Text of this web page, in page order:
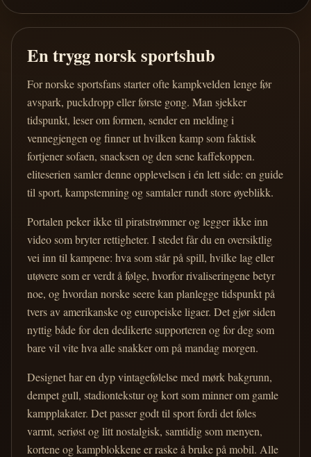
En trygg norsk sportshub
For norske sportsfans starter ofte kampkvelden lenge før
avspark, puckdropp eller første gong. Man sjekker
tidspunkt, leser om formen, sender en melding i
vennegjengen og finner ut hvilken kamp som faktisk
fortjener sofaen, snacksen og den sene kaffekoppen.
eliteserien samler denne opplevelsen i én lett side: en guide
til sport, kampstemning og samtaler rundt store øyeblikk.
Portalen peker ikke til piratstrømmer og legger ikke inn
video som bryter rettigheter. I stedet får du en oversiktlig
vei inn til kampene: hva som står på spill, hvilke lag eller
utøvere som er verdt å følge, hvorfor rivaliseringene betyr
noe, og hvordan norske seere kan planlegge tidspunkt på
tvers av amerikanske og europeiske ligaer. Det gjør siden
nyttig både for den dedikerte supporteren og for deg som
bare vil vite hva alle snakker om på mandag morgen.
Designet har en dyp vintagefølelse med mørk bakgrunn,
dempet gull, stadiontekstur og kort som minner om gamle
kampplakater. Det passer godt til sport fordi det føles
varmt, seriøst og litt nostalgisk, samtidig som menyen,
kortene og kampblokkene er raske å bruke på mobil. Alle